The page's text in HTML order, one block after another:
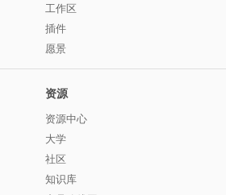
工作区
插件
愿景
资源
资源中心
大学
社区
知识库